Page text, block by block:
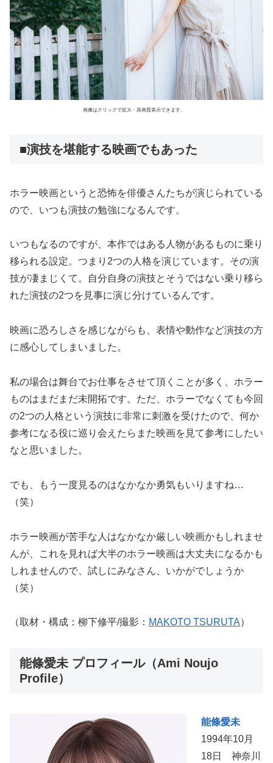
画像はクリックで拡大・高画質表示できます。
■演技を堪能する映画でもあった
ホラー映画というと恐怖を俳優さんたちが演じられている
ので、いつも演技の勉強になるんです。
いつもなるのですが、本作ではある人物があるものに乗り
移られる設定。つまり2つの人格を演じています。その演
技が凄まじくて。自分自身の演技とそうではない乗り移ら
れた演技の2つを見事に演じ分けているんです。
映画に恐ろしさを感じながらも、表情や動作など演技の方
に感心してしまいました。
私の場合は舞台でお仕事をさせて頂くことが多く、ホラー
ものはまだまだ未開拓です。ただ、ホラーでなくても今回
の2つの人格という演技に非常に刺激を受けたので、何か
参考になる役に巡り会えたらまた映画を見て参考にしたい
なと思いました。
でも、もう一度見るのはなかなか勇気もいりますね…
（笑）
ホラー映画が苦手な人はなかなか厳しい映画かもしれませ
んが、これを見れば大半のホラー映画は大丈夫になるかも
しれませんので、試しにみなさん、いかがでしょうか
（笑）
（取材・構成：柳下修平/撮影： MAKOTO TSURUTA）
能條愛未 プロフィール（Ami Noujo
Profile）
能條愛未
1994年10月
18日 神奈川